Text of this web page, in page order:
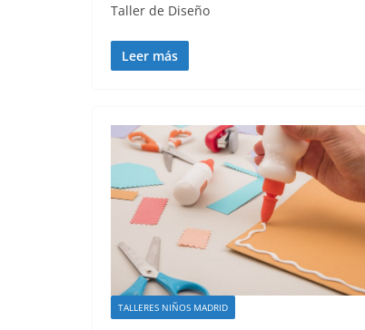
Taller de Diseño
Leer más
TALLERES NIÑOS MADRID